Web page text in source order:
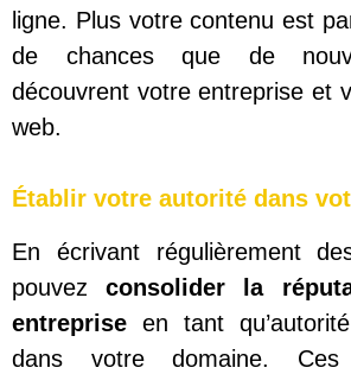
ligne. Plus votre contenu est
de chances que de
découvrent votre entreprise et
web.
Établir votre autorité dans
En écrivant régulièrement
pouvez consolider la
entreprise en tant
dans votre domaine.